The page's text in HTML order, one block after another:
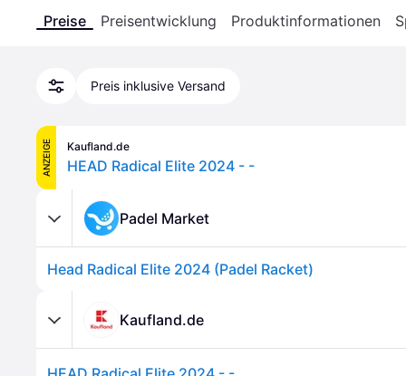
Preise Preisentwicklung Produktinformationen
Preis inklusive Versand
ANZEIGE Kaufland.de
HEAD Radical Elite 2024 - -
Padel Market
Head Radical Elite 2024 (Padel Racket)
Kaufland.de